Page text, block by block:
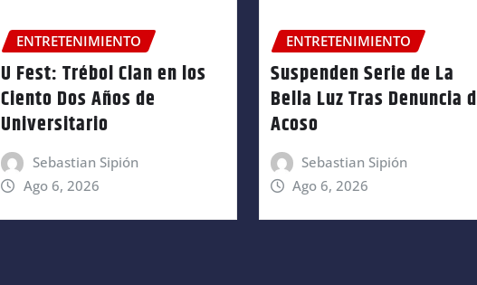
ENTRETENIMIENTO
U Fest: Trébol Clan en los
Ciento Dos Años de
Universitario
Sebastian Sipión
Ago 6, 2026
ENTRETENIMIENTO
Suspenden Serie de La
Bella Luz Tras Denuncia
Acoso
Sebastian Sipión
Ago 6, 2026